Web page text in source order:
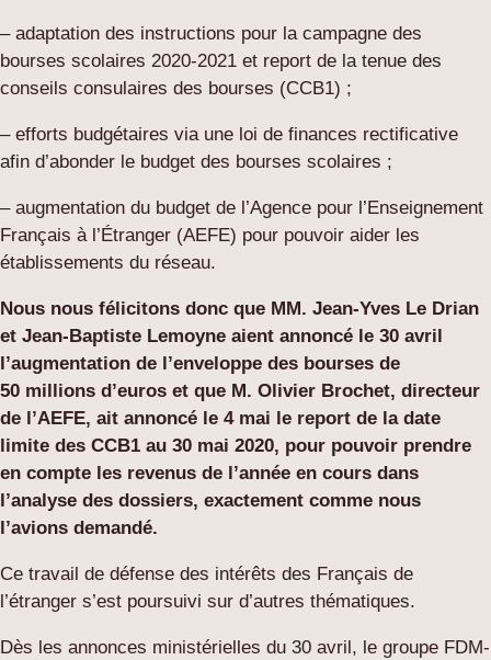
– adaptation des instructions pour la campagne des
bourses scolaires 2020-2021 et report de la tenue des
conseils consulaires des bourses (CCB1) ;
– efforts budgétaires via une loi de finances rectificative
afin d’abonder le budget des bourses scolaires ;
– augmentation du budget de l’Agence pour l’Enseignement
Français à l’Étranger (AEFE) pour pouvoir aider les
établissements du réseau.
Nous nous félicitons donc que MM. Jean-Yves Le Drian
et Jean-Baptiste Lemoyne aient annoncé le 30 avril
l’augmentation de l’enveloppe des bourses de
50 millions d’euros et que M. Olivier Brochet, directeur
de l’AEFE, ait annoncé le 4 mai le report de la date
limite des CCB1 au 30 mai 2020, pour pouvoir prendre
en compte les revenus de l’année en cours dans
l’analyse des dossiers, exactement comme nous
l’avions demandé.
Ce travail de défense des intérêts des Français de
l’étranger s’est poursuivi sur d’autres thématiques.
Dès les annonces ministérielles du 30 avril, le groupe FDM-